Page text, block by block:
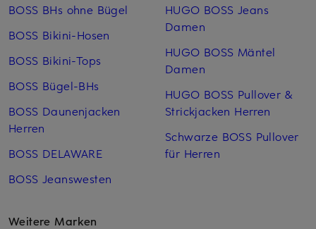
BOSS BHs ohne Bügel
BOSS Bikini-Hosen
BOSS Bikini-Tops
BOSS Bügel-BHs
BOSS Daunenjacken
Herren
BOSS DELAWARE
BOSS Jeanswesten
HUGO BOSS Jeans
Damen
HUGO BOSS Mäntel
Damen
HUGO BOSS Pullover &
Strickjacken Herren
Schwarze BOSS Pullover
für Herren
Weitere Marken